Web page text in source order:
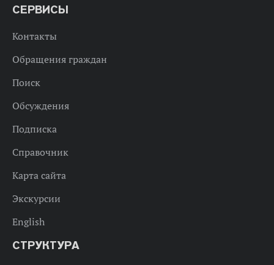
СЕРВИСЫ
Контакты
Обращения граждан
Поиск
Обсуждения
Подписка
Справочник
Карта сайта
Экскурсии
English
СТРУКТУРА